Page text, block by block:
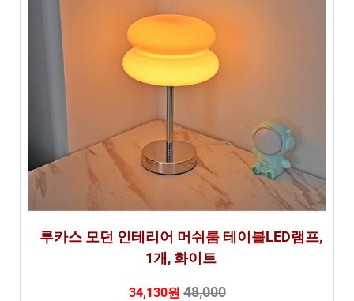
루카스 모던 인테리어 머쉬룸 테이블LED램프,
1개, 화이트
34,130원48,000